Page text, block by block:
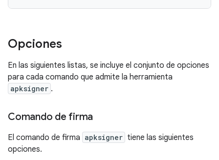
Opciones
En las siguientes listas, se incluye el conjunto de opciones
para cada comando que admite la herramienta
apksigner .
Comando de firma
El comando de firma apksigner tiene las siguientes
opciones.